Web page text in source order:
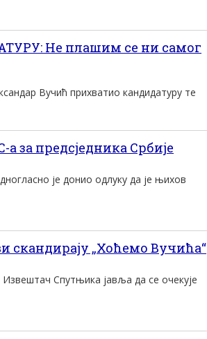
Не плашим се ни самог
Вучић прихватио кандидатуру те
за предсједника Србије
је донио одлуку да је њихов
„Хоћемо Вучића“
Спутњика јавља да се очекује